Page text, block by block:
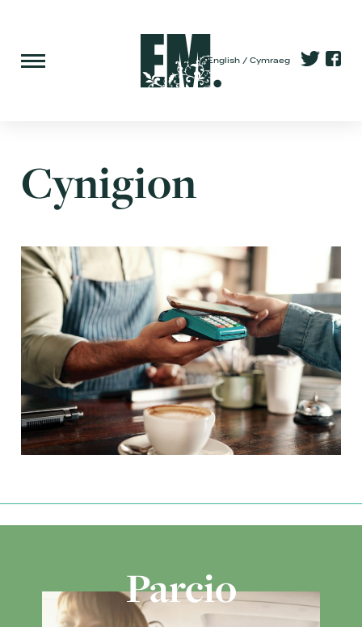
English Cymraeg
Cynigion
Parcio